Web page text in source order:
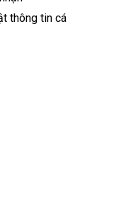
thông tin cá